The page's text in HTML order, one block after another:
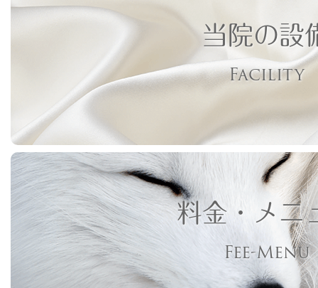
当院の設
Facility
料金・メニ
Fee-Menu